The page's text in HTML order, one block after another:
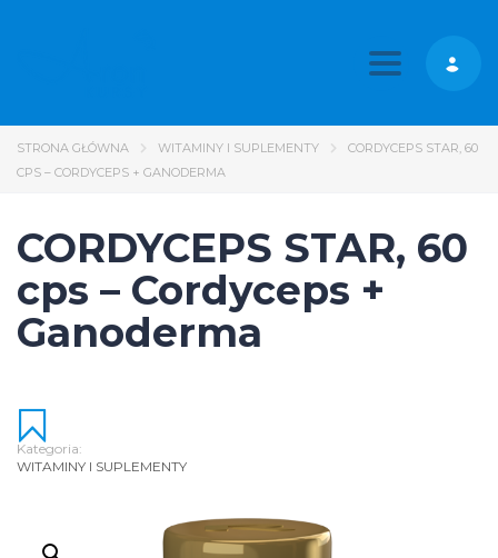
Toggle
STRONA GŁÓWNA WITAMINY I SUPLEMENTY
CORDYCEPS STAR, 60
CPS – CORDYCEPS + GANODERMA
CORDYCEPS STAR, 60
cps – Cordyceps +
Ganoderma
Kategoria:
WITAMINY I SUPLEMENTY